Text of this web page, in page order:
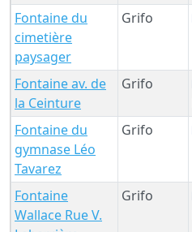
Fontaine du
cimetière
paysager
Grifo
Fontaine av. de
la Ceinture
Grifo
Fontaine du
gymnase Léo
Tavarez
Grifo
Fontaine
Wallace Rue V.
Grifo